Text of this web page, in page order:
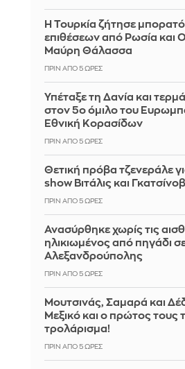
Η Τουρκία ζήτησε
επιθέσεων από Ρωσία και
Μαύρη Θάλασσα
ΠΡΙΝ ΑΠΌ 5 ΏΡΕΣ
Υπέταξε τη Δανία και
στον 5ο όμιλο του
Εθνική Κορασίδων
ΠΡΙΝ ΑΠΌ 5 ΏΡΕΣ
Θετική πρόβα τζενεράλε
show Βιτάλις και
ΠΡΙΝ ΑΠΌ 5 ΏΡΕΣ
Ανασύρθηκε χωρίς τις
ηλικιωμένος από πηγάδι
Αλεξανδρούπολης
ΠΡΙΝ ΑΠΌ 5 ΏΡΕΣ
Μουτσινάς, Σαμαρά και
Μεξικό και ο πρώτος τους
τρολάρισμα!
ΠΡΙΝ ΑΠΌ 5 ΏΡΕΣ